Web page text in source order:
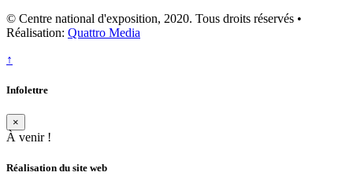
© Centre national d'exposition, 2020. Tous droits réservés •
Réalisation: Quattro Media
↑
Infolettre
×
À venir !
Réalisation du site web